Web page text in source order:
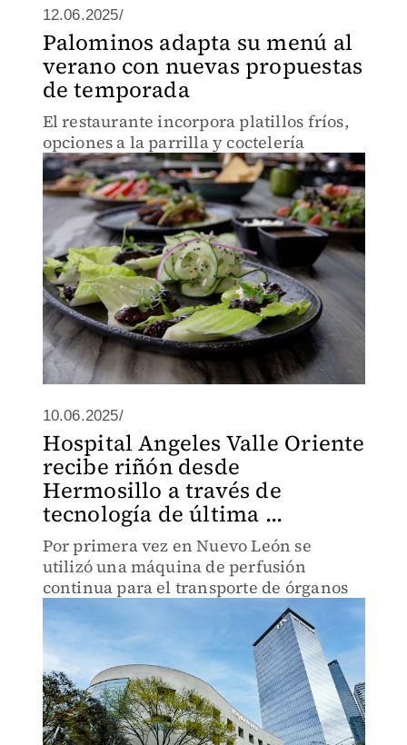
12.06.2025/
Palominos adapta su menú al
verano con nuevas propuestas
de temporada
El restaurante incorpora platillos fríos,
opciones a la parrilla y coctelería
10.06.2025/
Hospital Angeles Valle Oriente
recibe riñón desde
Hermosillo a través de
tecnología de última ...
Por primera vez en Nuevo León se
utilizó una máquina de perfusión
continua para el transporte de órganos